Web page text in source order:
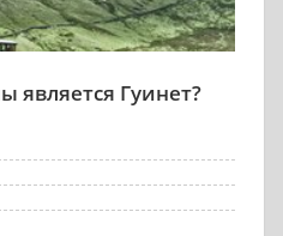
является Гуинет?